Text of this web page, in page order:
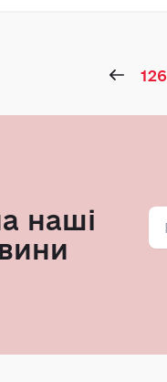
126
наші